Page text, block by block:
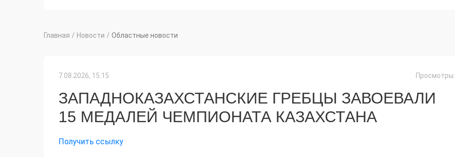
Главная / Новости / Областные новости
7.08.2026, 15:15 Просмотры:
ЗАПАДНОКАЗАХСТАНСКИЕ ГРЕБЦЫ ЗАВОЕВАЛИ
15 МЕДАЛЕЙ ЧЕМПИОНАТА КАЗАХСТАНА
Получить ссылку